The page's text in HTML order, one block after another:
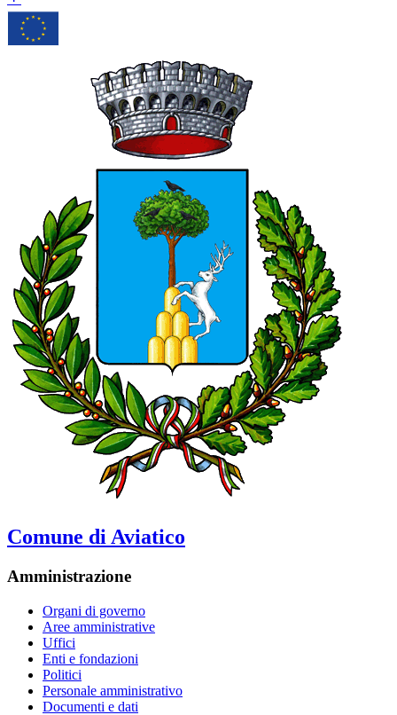
Comune di Aviatico
Amministrazione
Organi di governo
Aree amministrative
Uffici
Enti e fondazioni
Politici
Personale amministrativo
Documenti e dati